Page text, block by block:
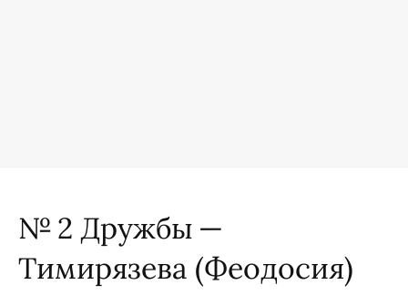
№ 2 Дружбы —
Тимирязева (Феодосия)